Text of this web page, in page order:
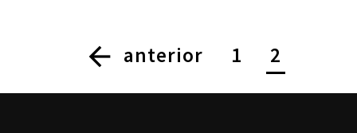
arrow_back anterior 1 2